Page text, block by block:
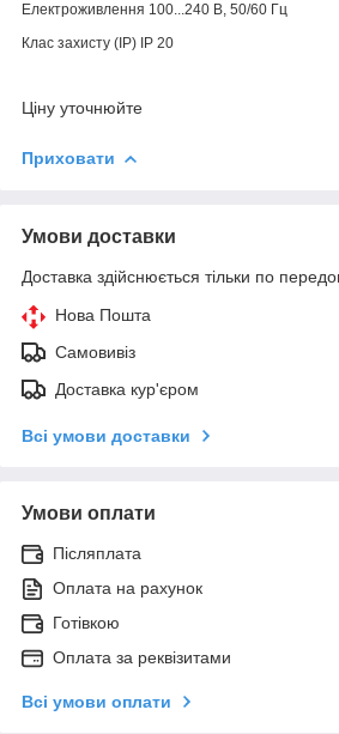
Електроживлення 100...240 В, 50/60 Гц
Клас захисту (IP) IP 20
Ціну уточнюйте
Приховати
Умови доставки
Доставка здійснюється тільки по
Нова Пошта
Самовивіз
Доставка кур'єром
Всі умови доставки
Умови оплати
Післяплата
Оплата на рахунок
Готівкою
Оплата за реквізитами
Всі умови оплати